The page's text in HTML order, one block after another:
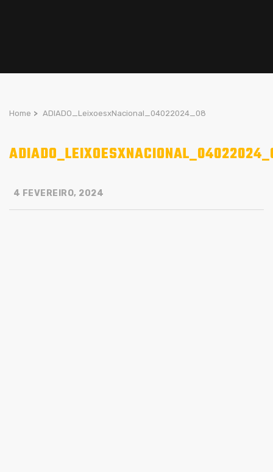
Home > ADIADO_LeixoesxNacional_04022024_08
4 FEVEREIRO, 2024